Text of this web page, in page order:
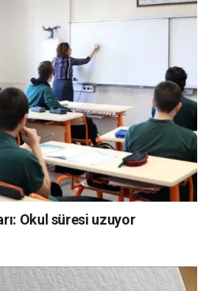
Okul süresi uzuyor